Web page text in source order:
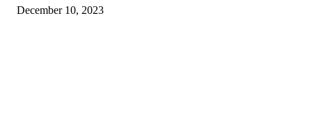
December 10, 2023